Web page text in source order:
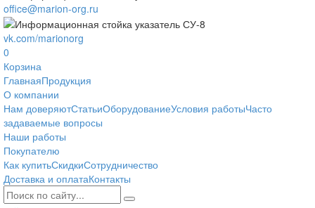
office@marion-org.ru
vk.com/marionorg
0
Корзина
ГлавнаяПродукция
О компании
Нам доверяютСтатьиОборудованиеУсловия работыЧасто
задаваемые вопросы
Наши работы
Покупателю
Как купитьСкидкиСотрудничество
Доставка и оплатаКонтакты